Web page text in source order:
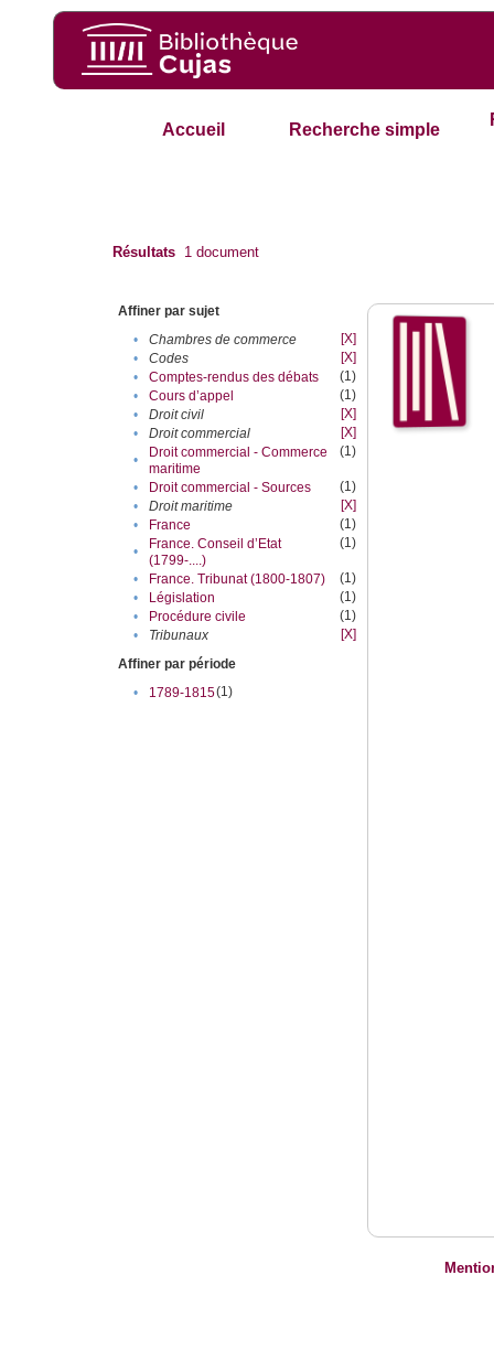
Accueil Recherche simple
Résultats 1 document
Affiner par sujet
•
Chambres de commerce
[X]
•
Codes
[X]
•
Comptes-rendus des débats
(1)
•
Cours d’appel
(1)
•
Droit civil
[X]
•
Droit commercial
[X]
•
Droit commercial - Commerce
maritime
(1)
• Droit commercial - Sources
(1)
•
Droit maritime
[X]
•
France
(1)
•
France. Conseil d’Etat
(1799-....)
(1)
• France. Tribunat (1800-1807)
(1)
•
Législation
(1)
•
Procédure civile
(1)
•
Tribunaux
[X]
Affiner par période
•
1789-1815(1)